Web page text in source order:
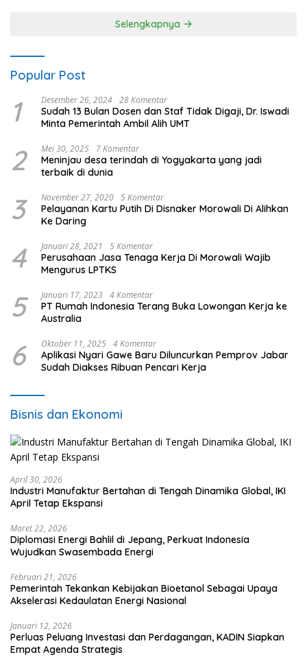
Selengkapnya
Popular Post
1 Desember 26, 2024 28 Komentar
Sudah 13 Bulan Dosen dan Staf Tidak Digaji, Dr. Iswadi
Minta Pemerintah Ambil Alih UMT
2 Mei 30, 2025 7 Komentar
Meninjau desa terindah di Yogyakarta yang jadi
terbaik di dunia
3 November 27, 2020 5 Komentar
Pelayanan Kartu Putih Di Disnaker Morowali Di Alihkan
Ke Daring
4 Januari 28, 2021 5 Komentar
Perusahaan Jasa Tenaga Kerja Di Morowali Wajib
Mengurus LPTKS
5 Januari 17, 2023 4 Komentar
PT Rumah Indonesia Terang Buka Lowongan Kerja ke
Australia
6 Oktober 11, 2025 4 Komentar
Aplikasi Nyari Gawe Baru Diluncurkan Pemprov Jabar
Sudah Diakses Ribuan Pencari Kerja
Bisnis dan Ekonomi
April 30, 2026
Industri Manufaktur Bertahan di Tengah Dinamika Global, IKI
April Tetap Ekspansi
Maret 22, 2026
Diplomasi Energi Bahlil di Jepang, Perkuat Indonesia
Wujudkan Swasembada Energi
Februari 21, 2026
Pemerintah Tekankan Kebijakan Bioetanol Sebagai Upaya
Akselerasi Kedaulatan Energi Nasional
Januari 12, 2026
Perluas Peluang Investasi dan Perdagangan, KADIN Siapkan
Empat Agenda Strategis